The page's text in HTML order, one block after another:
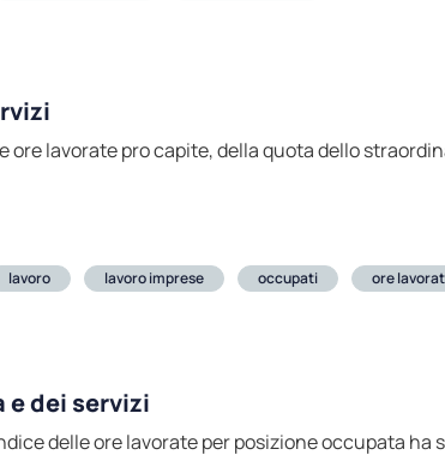
ore lavorate pro capite, della quota dello
lavoro lavoro imprese occupati ore
dei servizi
delle ore lavorate per posizione occupata ha